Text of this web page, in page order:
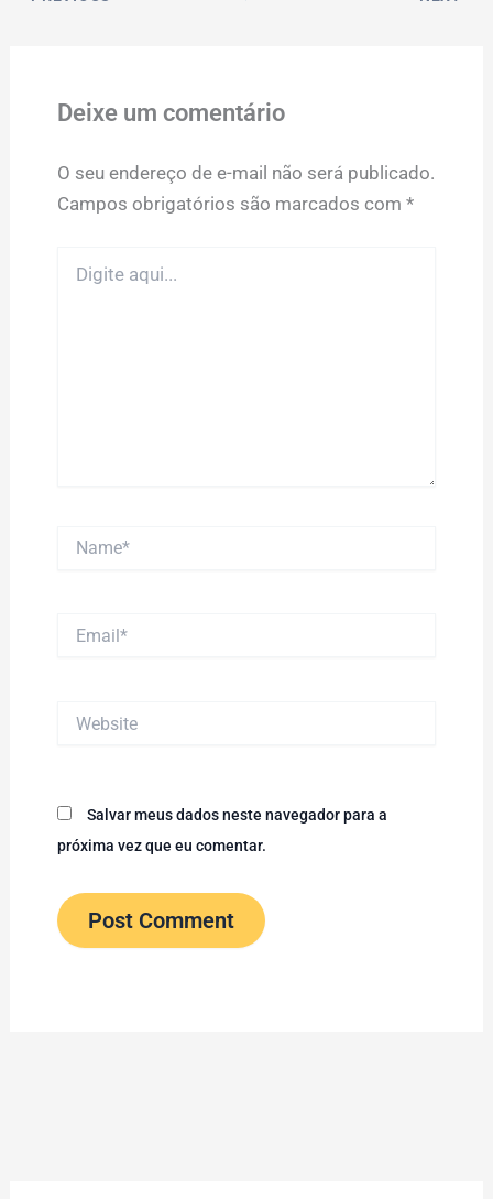
Deixe um comentário
O seu endereço de e-mail não será publicado.
Campos obrigatórios são marcados com *
aqui...
Salvar meus dados neste navegador para a
próxima vez que eu comentar.